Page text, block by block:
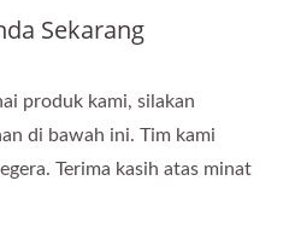
Sekarang
produk kami, silakan
di bawah ini. Tim kami
Terima kasih atas minat